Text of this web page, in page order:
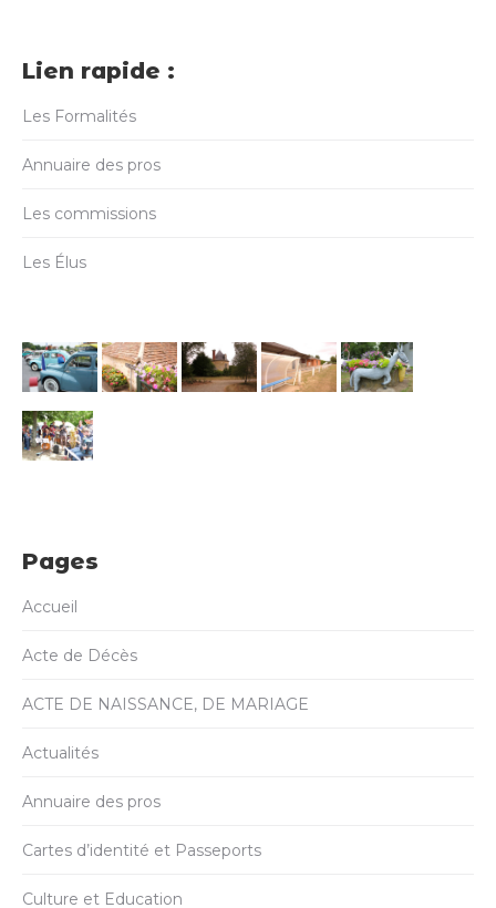
Lien rapide :
Les Formalités
Annuaire des pros
Les commissions
Les Élus
Pages
Accueil
Acte de Décès
ACTE DE NAISSANCE, DE MARIAGE
Actualités
Annuaire des pros
Cartes d’identité et Passeports
Culture et Education